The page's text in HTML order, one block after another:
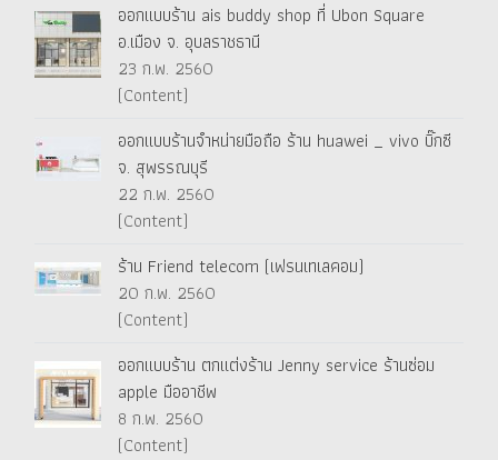
ออกแบบร้าน ais buddy shop ที่ Ubon Square
อ.เมือง จ. อุบลราชธานี
23 ก.พ. 2560
(Content)
ออกแบบร้านจำหน่ายมือถือ ร้าน huawei _ vivo บิ๊กซี
จ. สุพรรณบุรี
22 ก.พ. 2560
(Content)
ร้าน Friend telecom (เฟรนเทเลคอม)
20 ก.พ. 2560
(Content)
ออกแบบร้าน ตกแต่งร้าน Jenny service ร้านซ่อม
apple มืออาชีพ
8 ก.พ. 2560
(Content)